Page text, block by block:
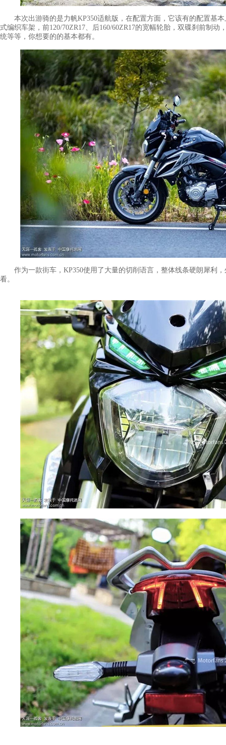
本次出游骑的是力帆KP350适航版，在配置方面，它该有的配置基本
式编织车架，前120/70ZR17、后160/60ZR17的宽幅轮胎，双碟刹前制动
统等等，你想要的的基本都有。
作为一款街车，KP350使用了大量的切削语言，整体线条硬朗犀利，
看。